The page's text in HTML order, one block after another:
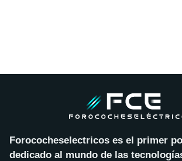
Forococheselectricos es el primer
dedicado al mundo de las